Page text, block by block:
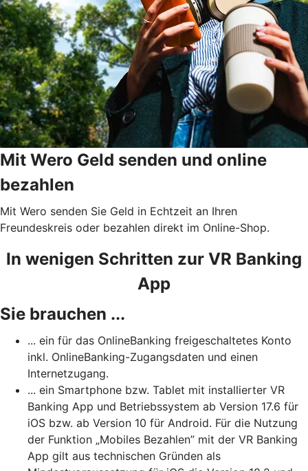
Mit Wero Geld senden und online
bezahlen
Mit Wero senden Sie Geld in Echtzeit an Ihren
Freundeskreis oder bezahlen direkt im Online-Shop.
In wenigen Schritten zur VR Banking
App
Sie brauchen ...
... ein für das OnlineBanking freigeschaltetes Konto
inkl. OnlineBanking-Zugangsdaten und einen
Internetzugang.
... ein Smartphone bzw. Tablet mit installierter VR
Banking App und Betriebssystem ab Version 17.6 für
iOS bzw. ab Version 10 für Android. Für die Nutzung
der Funktion „Mobiles Bezahlen” mit der VR Banking
App gilt aus technischen Gründen als